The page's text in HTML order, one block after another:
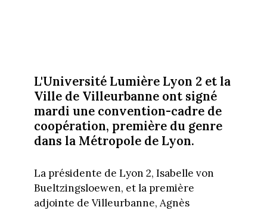
L'Université Lumière Lyon 2 et la
Ville de Villeurbanne ont signé
mardi une convention-cadre de
coopération, première du genre
dans la Métropole de Lyon.
La présidente de Lyon 2, Isabelle von
Bueltzingsloewen, et la première
adjointe de Villeurbanne, Agnès